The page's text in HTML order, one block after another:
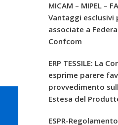
MICAM – MIPEL –
Vantaggi esclusivi
associate a
Confcom
ERP TESSILE: La
esprime parere
provvedimento
Estesa del
ESPR-